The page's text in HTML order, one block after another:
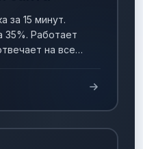
за 15 минут.
35%. Работает
на все